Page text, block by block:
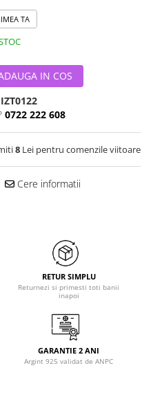
TA
IN COS
IZT0122
0722 222 608
8 Lei pentru comenzile viitoare
Cere informatii
RETUR SIMPLU
Returnezi si primesti toti banii
inapoi
GARANTIE 2 ANI
Argint 925 validat de ANPC